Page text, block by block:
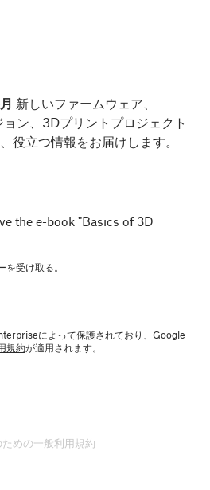
新しいファームウェア、
ン、3Dプリントプロジェクト
役立つ情報をお届けします。
the e-book "Basics of 3D
を受け取る。
によって保護されており、Google
規約が適用されます。
めの一般利用規約